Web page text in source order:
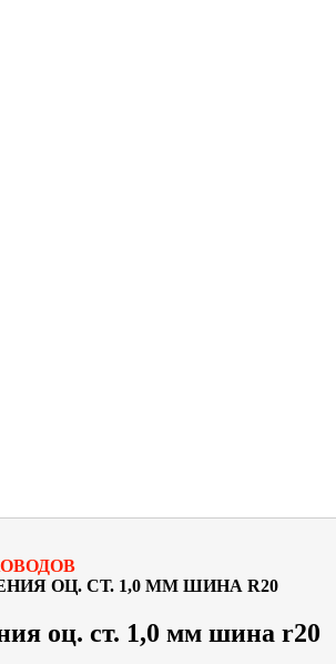
ОЦ. СТ. 1,0 ММ ШИНА R20
оц. ст. 1,0 мм шина r20